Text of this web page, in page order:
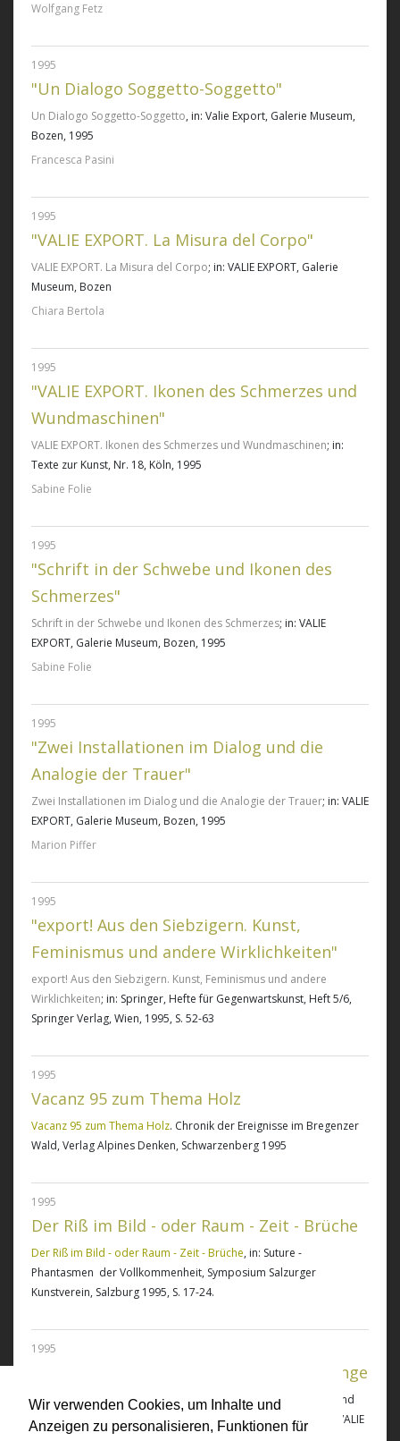
Wir verwenden Cookies, um Inhalte und
Anzeigen zu personalisieren, Funktionen für
Wolfgang Fetz
1995
"Un Dialogo Soggetto-Soggetto"
Un Dialogo Soggetto-Soggetto, in: Valie Export, Galerie Museum,
Bozen, 1995
Francesca Pasini
1995
"VALIE EXPORT. La Misura del Corpo"
VALIE EXPORT. La Misura del Corpo; in: VALIE EXPORT, Galerie
Museum, Bozen
Chiara Bertola
1995
"VALIE EXPORT. Ikonen des Schmerzes und
Wundmaschinen"
VALIE EXPORT. Ikonen des Schmerzes und Wundmaschinen; in:
Texte zur Kunst, Nr. 18, Köln, 1995
Sabine Folie
1995
"Schrift in der Schwebe und Ikonen des
Schmerzes"
Schrift in der Schwebe und Ikonen des Schmerzes; in: VALIE
EXPORT, Galerie Museum, Bozen, 1995
Sabine Folie
1995
"Zwei Installationen im Dialog und die
Analogie der Trauer"
Zwei Installationen im Dialog und die Analogie der Trauer; in: VALIE
EXPORT, Galerie Museum, Bozen, 1995
Marion Piffer
1995
"export! Aus den Siebzigern. Kunst,
Feminismus und andere Wirklichkeiten"
export! Aus den Siebzigern. Kunst, Feminismus und andere
Wirklichkeiten; in: Springer, Hefte für Gegenwartskunst, Heft 5/6,
Springer Verlag, Wien, 1995, S. 52-63
1995
Vacanz 95 zum Thema Holz
Vacanz 95 zum Thema Holz. Chronik der Ereignisse im Bregenzer
Wald, Verlag Alpines Denken, Schwarzenberg 1995
1995
Der Riß im Bild - oder Raum - Zeit - Brüche
Der Riß im Bild - oder Raum - Zeit - Brüche, in: Suture -
Phantasmen der Vollkommenheit, Symposium Salzurger
Kunstverein, Salzburg 1995, S. 17-24.
1995
Von der Un- und Veränderlichkeit der Dinge
Von der Un- und Veränderlichkeit der Dinge, in: Von der Un- und
Veränderlichkeit der Dinge. Eine Ausstellung der Klasse Prof. VALIE